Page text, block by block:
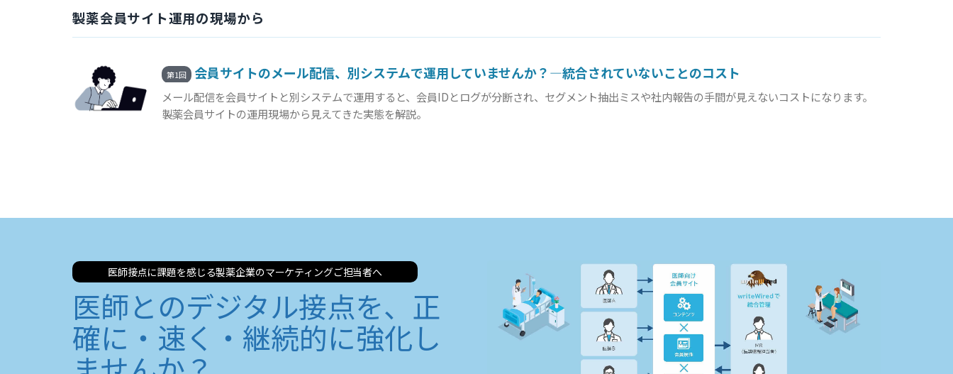
製薬会員サイト運用の現場から
第1回 会員サイトのメール配信、別システムで運用していませんか？―統合されていないことのコスト
メール配信を会員サイトと別システムで運用すると、会員IDとログが分断され、セグメント抽出ミスや社内報告の手間が見えないコストになります。
製薬会員サイトの運用現場から見えてきた実態を解説。
医師接点に課題を感じる製薬企業のマーケティングご担当者へ
医師とのデジタル接点を、正
確に・速く・継続的に強化し